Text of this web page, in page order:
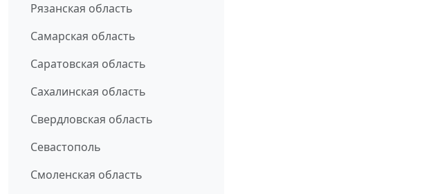
Рязанская область
Самарская область
Саратовская область
Сахалинская область
Свердловская область
Севастополь
Смоленская область